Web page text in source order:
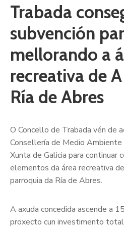
Trabada
subvención
mellorando a
recreativa de
Ría de Abres
O Concello de Trabada vén de
Consellería de Medio Ambiente
Xunta de Galicia para continuar
elementos da área recreativa
parroquia da Ría de Abres.
A axuda concedida ascende a
proxecto cun investimento